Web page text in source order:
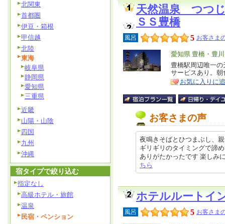
天然温泉 つつ
ＳＳ豊橋
風呂 5 お客さま
エ
リ
ア
愛知県 豊橋・豊
特
徴
豊橋駅周辺唯一
サービスあり。
お気に入りに
お客さまの声
夜鳴きそばとひつまぶし、
ギリギリのタイミングで諦
ありがたかったです 楽し
ちら
ホテルルートイ
風呂 5 お客さま
北関東
首都圏
伊豆・箱根
甲信越
北陸
東海
岐阜県
静岡県
愛知県
三重県
近畿
山陽・山陰
四国
九州
沖縄
宿タイプで絞り込む
指定なし
高級ホテル・旅館
温泉
民宿・ペンション